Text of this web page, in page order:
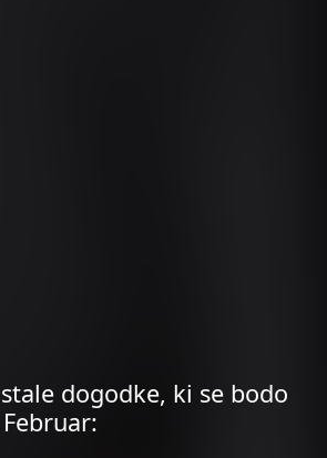
dogodke, ki se bodo